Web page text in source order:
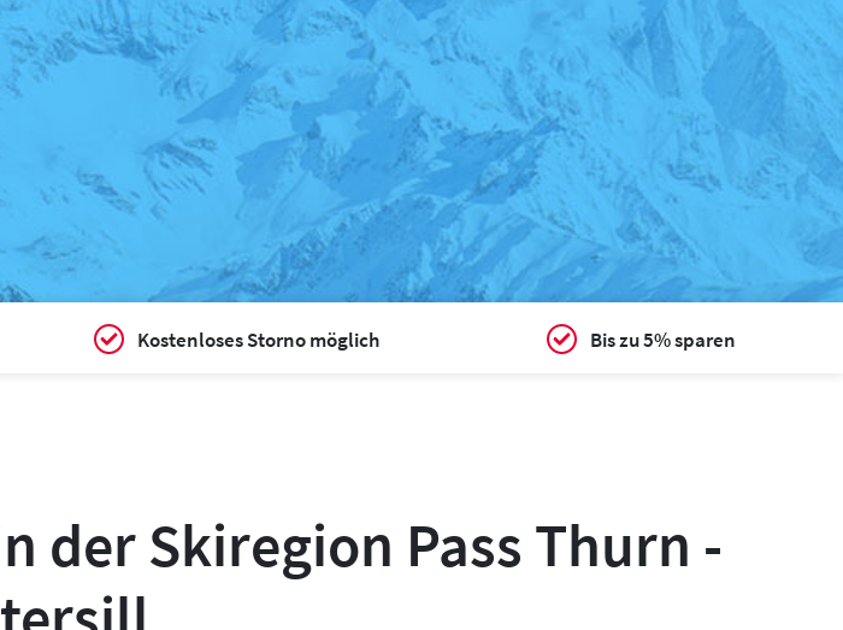
Kostenloses Storno möglich Bis zu 5% sparen
der Skiregion Pass Thurn -